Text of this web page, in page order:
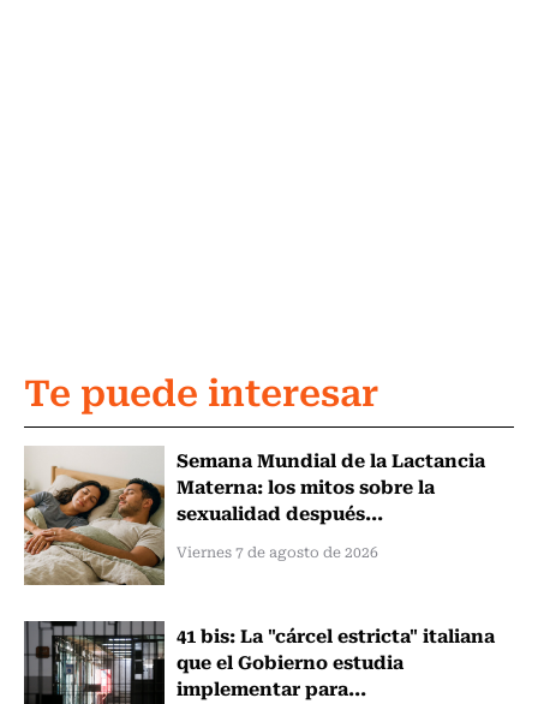
Te puede interesar
Semana Mundial de la Lactancia
Materna: los mitos sobre la
sexualidad después...
Viernes 7 de agosto de 2026
41 bis: La "cárcel estricta" italiana
que el Gobierno estudia
implementar para...